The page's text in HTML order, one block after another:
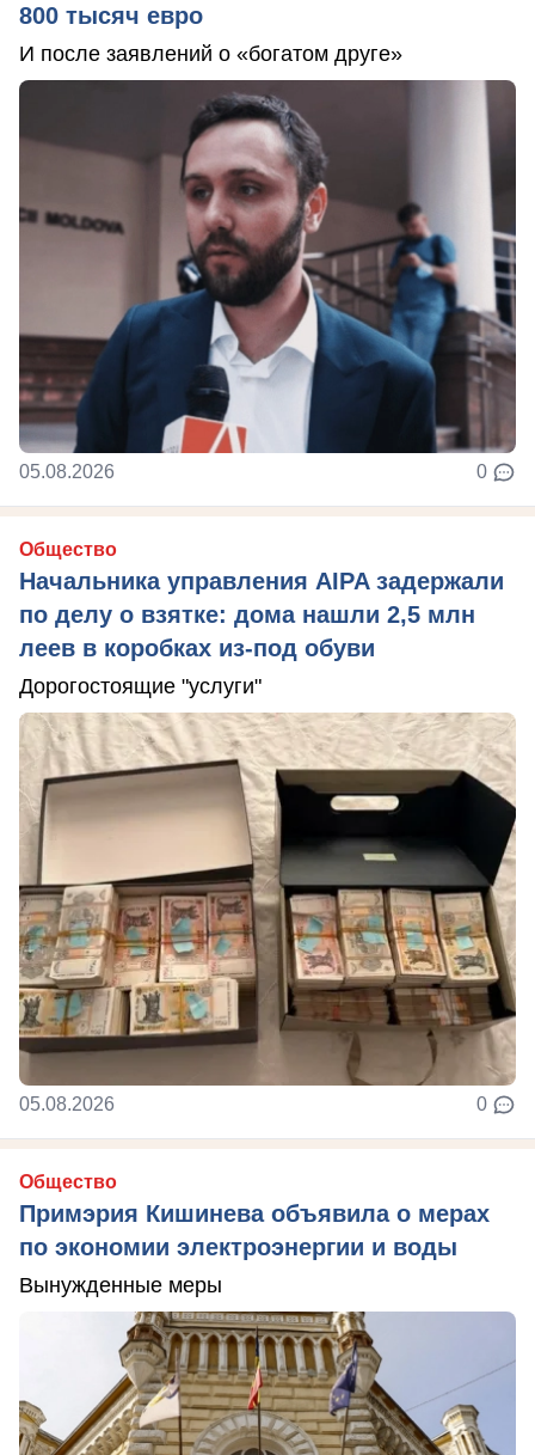
800 тысяч евро
И после заявлений о «богатом друге»
05.08.2026 0
Общество
Начальника управления AIPA задержали
по делу о взятке: дома нашли 2,5 млн
леев в коробках из-под обуви
Дорогостоящие "услуги"
05.08.2026 0
Общество
Примэрия Кишинева объявила о мерах
по экономии электроэнергии и воды
Вынужденные меры